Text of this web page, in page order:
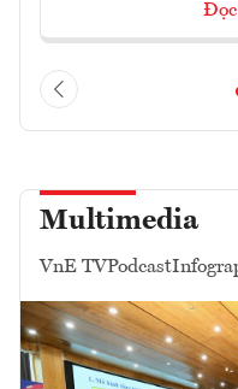
Đọc
Multimedia
VnE TVPodcast